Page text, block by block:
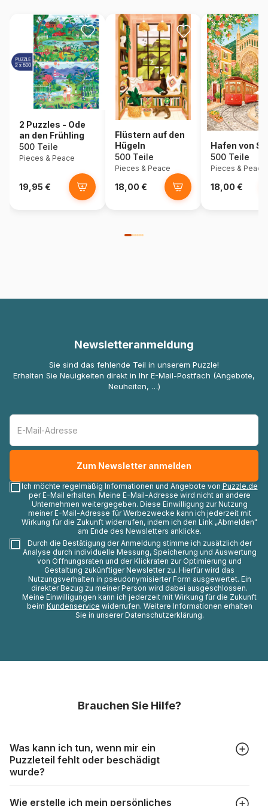
2 Puzzles - Ode
an den Frühling
500 Teile
Pieces & Peace
19,95 €
Flüstern auf den
Hügeln
500 Teile
Pieces & Peace
18,00 €
Hafen von
500 Teile
Pieces & Peace
18,00 €
Newsletteranmeldung
Sie sind das fehlende Teil in unserem Puzzle!
Erhalten Sie Neuigkeiten direkt in Ihr E-Mail-Postfach (Angebote,
Neuheiten, …)
Ich möchte regelmäßig Informationen und Angebote von Puzzle.de
per E-Mail erhalten. Meine E-Mail-Adresse wird nicht an andere
Unternehmen weitergegeben. Diese Einwilligung zur Nutzung
meiner E-Mail-Adresse für Werbezwecke kann ich jederzeit mit
Wirkung für die Zukunft widerrufen, indem ich den Link „Abmelden"
am Ende des Newsletters anklicke.
Durch die Bestätigung der Anmeldung stimme ich zusätzlich der
Analyse durch individuelle Messung, Speicherung und Auswertung
von Öffnungsraten und der Klickraten zur Optimierung und
Gestaltung zukünftiger Newsletter zu. Hierfür wird das
Nutzungsverhalten in pseudonymisierter Form ausgewertet. Ein
direkter Bezug zu meiner Person wird dabei ausgeschlossen.
Meine Einwilligungen kann ich jederzeit mit Wirkung für die Zukunft
beim Kundenservice widerrufen. Weitere Informationen erhalten
Sie in unserer Datenschutzerklärung.
Brauchen Sie Hilfe?
Was kann ich tun, wenn mir ein
Puzzleteil fehlt oder beschädigt
wurde?
Wie erstelle ich mein persönliches